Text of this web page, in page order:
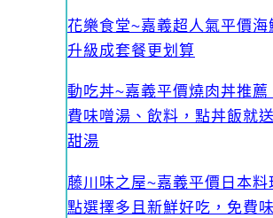
花樂食堂~嘉義超人氣平價海
升級成套餐更划算
動吃丼~嘉義平價燒肉丼推薦
費味噌湯、飲料，點丼飯就
甜湯
藤川味之屋~嘉義平價日本料
點選擇多且新鮮好吃，免費